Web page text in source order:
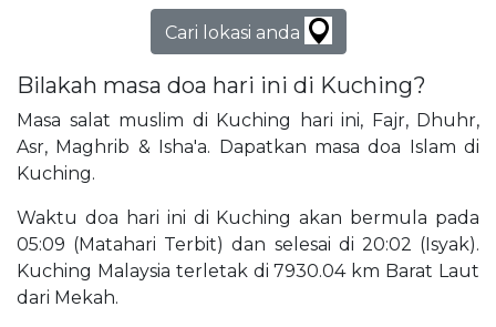
Cari lokasi anda
Bilakah masa doa hari ini di Kuching?
Masa salat muslim di Kuching hari ini, Fajr, Dhuhr,
Asr, Maghrib & Isha'a. Dapatkan masa doa Islam di
Kuching.
Waktu doa hari ini di Kuching akan bermula pada
05:09 (Matahari Terbit) dan selesai di 20:02 (Isyak).
Kuching Malaysia terletak di 7930.04 km Barat Laut
dari Mekah.